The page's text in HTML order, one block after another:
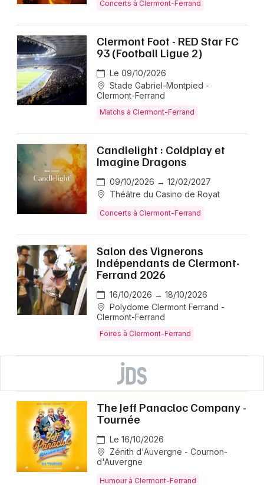
Concerts à Clermont-Ferrand
Clermont Foot - RED Star FC
93 (Football Ligue 2)
Le 09/10/2026
Stade Gabriel-Montpied -
Clermont-Ferrand
Matchs à Clermont-Ferrand
Candlelight : Coldplay et
Imagine Dragons
09/10/2026 → 12/02/2027
Théâtre du Casino de Royat
Concerts à Clermont-Ferrand
Salon des Vignerons
Indépendants de Clermont-
Ferrand 2026
16/10/2026 → 18/10/2026
Polydome Clermont Ferrand -
Clermont-Ferrand
Foires à Clermont-Ferrand
The Jeff Panacloc Company -
Tournée
Le 16/10/2026
Zénith d'Auvergne - Cournon-
d'Auvergne
Humour à Clermont-Ferrand